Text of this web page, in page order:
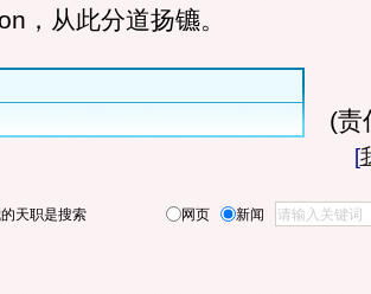
，从此分道扬镳。
(责
[
天职是搜索 网页 新闻